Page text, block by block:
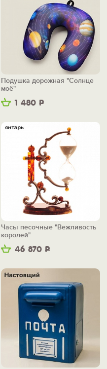
1 480 Р
Подушка дорожная "Солнце
моё"
46 870 Р
Часы песочные "Вежливость
королей"